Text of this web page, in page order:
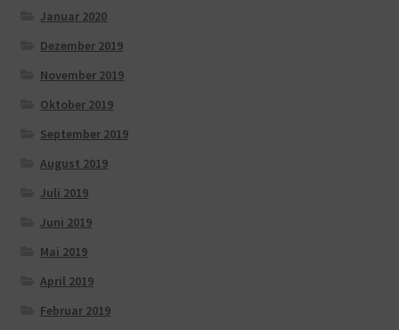
Januar 2020
Dezember 2019
November 2019
Oktober 2019
September 2019
August 2019
Juli 2019
Juni 2019
Mai 2019
April 2019
Februar 2019